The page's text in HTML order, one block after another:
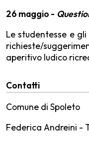
26 maggio -
Le studentesse e
richieste/
aperitivo ludico
Contatti
Comune di Spoleto
Federica Andreini -